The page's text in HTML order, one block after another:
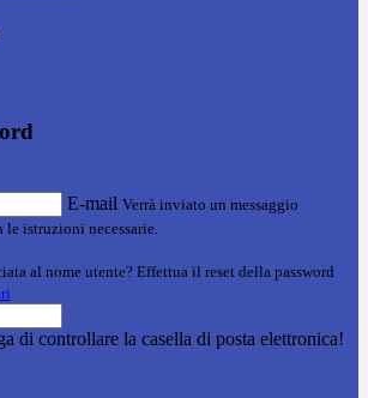
E-mail Verrà inviato un messaggio
istruzioni necessarie.
al nome utente? Effettua il reset della password
di controllare la casella di posta elettronica!